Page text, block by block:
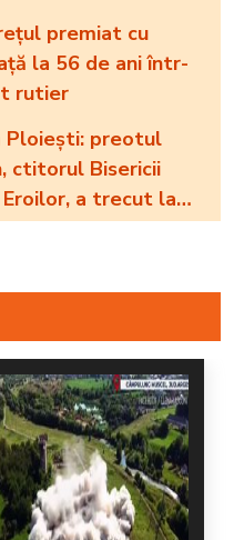
premiat cu
la 56 de ani într-
rutier
Ploiești: preotul
ctitorul Bisericii
a trecut la